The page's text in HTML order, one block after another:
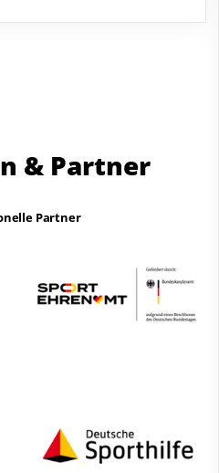
& Partner
Partner